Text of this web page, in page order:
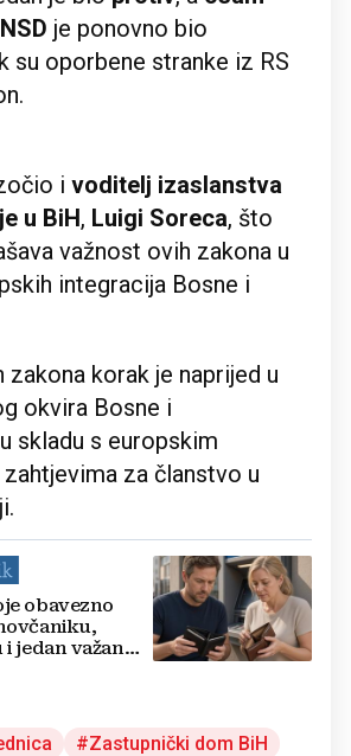
je ponovno bio
su oporbene stranke iz RS
i voditelj izaslanstva
u BiH, Luigi Soreca, što
važnost ovih zakona u
integracija Bosne i
zakona korak je naprijed u
okvira Bosne i
skladu s europskim
za članstvo u
obavezno
jedan važan
Zastupnički dom BiH